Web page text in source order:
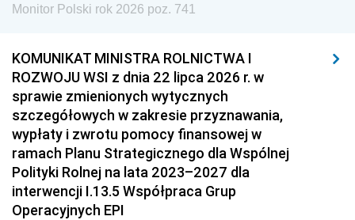
Monitor Polski rok 2026 poz. 741
KOMUNIKAT MINISTRA ROLNICTWA I
ROZWOJU WSI z dnia 22 lipca 2026 r. w
sprawie zmienionych wytycznych
szczegółowych w zakresie przyznawania,
wypłaty i zwrotu pomocy finansowej w
ramach Planu Strategicznego dla Wspólnej
Polityki Rolnej na lata 2023–2027 dla
interwencji I.13.5 Współpraca Grup
Operacyjnych EPI